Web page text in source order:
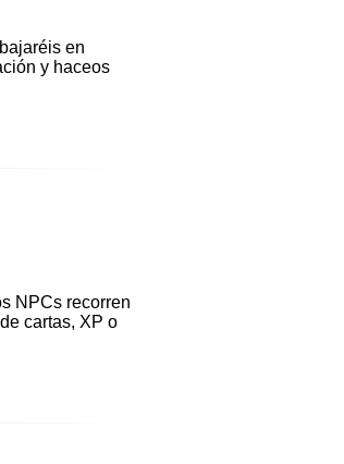
en
y haceos
NPCs recorren
cartas, XP o